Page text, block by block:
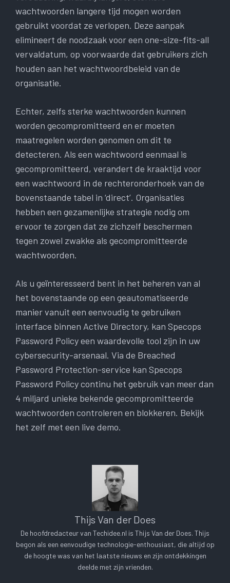
wachtwoorden langere tijd mogen worden
gebruikt voordat ze verlopen. Deze aanpak
elimineert de noodzaak voor een one-size-fits-all
vervaldatum, op voorwaarde dat gebruikers zich
houden aan het wachtwoordbeleid van de
organisatie.
Echter, zelfs sterke wachtwoorden kunnen
worden gecompromitteerd en er moeten
maatregelen worden genomen om dit te
detecteren. Als een wachtwoord eenmaal is
gecompromitteerd, verandert de kraaktijd voor
een wachtwoord in de rechteronderhoek van de
bovenstaande tabel in ‘direct’. Organisaties
hebben een gezamenlijke strategie nodig om
ervoor te zorgen dat ze zichzelf beschermen
tegen zowel zwakke als gecompromitteerde
wachtwoorden.
Als u geïnteresseerd bent in het beheren van al
het bovenstaande op een geautomatiseerde
manier vanuit een eenvoudig te gebruiken
interface binnen Active Directory, kan Specops
Password Policy een waardevolle tool zijn in uw
cybersecurity-arsenaal. Via de Breached
Password Protection-service kan Specops
Password Policy continu het gebruik van meer dan
4 miljard unieke bekende gecompromitteerde
wachtwoorden controleren en blokkeren. Bekijk
het zelf met een live demo.
Thijs Van der Does
De hoofdredacteur van Techidee.nl is Thijs Van der Does. Thijs
begon als een eenvoudige technologie-enthousiast, die altijd op
de hoogte was van het laatste nieuws en zijn ontdekkingen
deelde met zijn vrienden.